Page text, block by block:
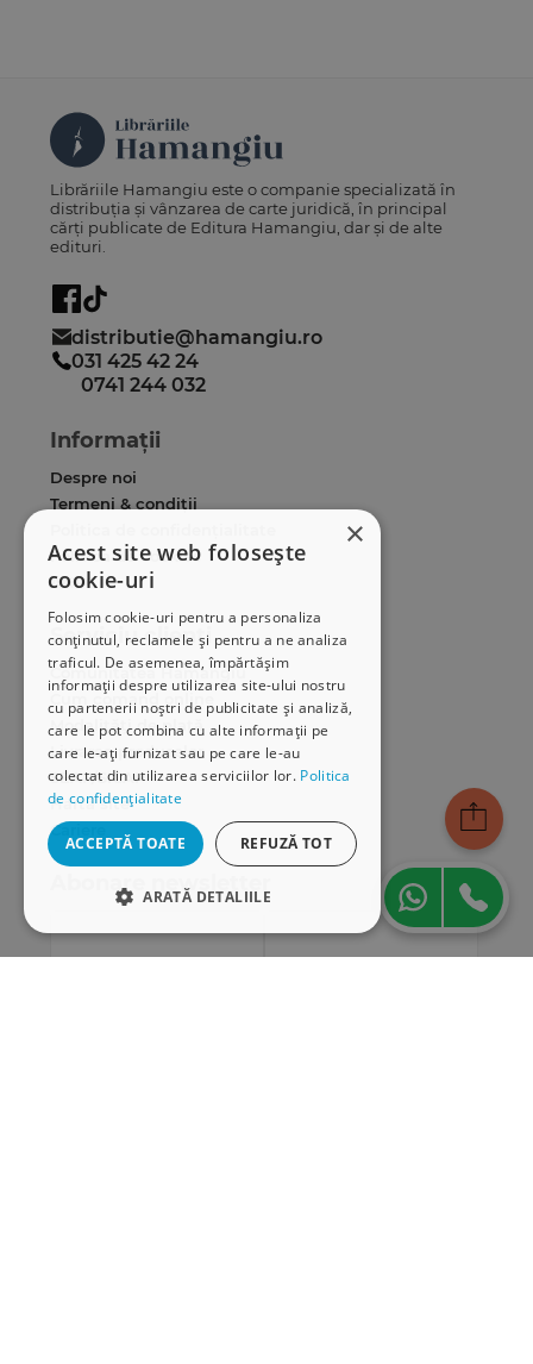
×
Acest site web folosește
cookie-uri
Folosim cookie-uri pentru a personaliza
conținutul, reclamele și pentru a ne analiza
traficul. De asemenea, împărtășim
informații despre utilizarea site-ului nostru
cu partenerii noștri de publicitate și analiză,
care le pot combina cu alte informații pe
care le-ați furnizat sau pe care le-au
colectat din utilizarea serviciilor lor. Politica
de confidențialitate
ACCEPTĂ TOATE REFUZĂ TOT
ARATĂ DETALIILE
Librăriile Hamangiu este o companie specializată în
distribuția și vânzarea de carte juridică, în principal
cărți publicate de Editura Hamangiu, dar și de alte
edituri.
distributie@hamangiu.ro
031 425 42 24
0741 244 032
Informații
Despre noi
Termeni & condiții
Politica de cookies
ANPC
Serviciu clienți
Comunitatea Hamangiu
Cum comand online
Modalități de plată
Livrarea produselor
SEAP/SICAP
Hartă site
Cariere
Abonare newsletter